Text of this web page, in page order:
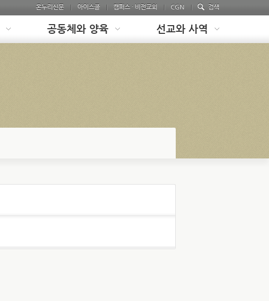
온누리신문 아이스쿨 캠퍼스 · 비전교회 CGN 검색
공동체와 양육 선교와 사역